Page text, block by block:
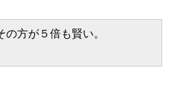
方が５倍も賢い。